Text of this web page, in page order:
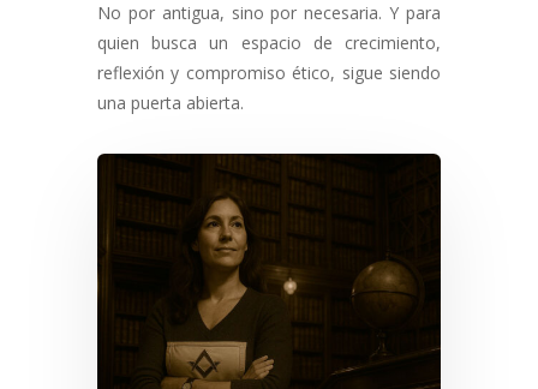
No por antigua, sino por necesaria. Y para
quien busca un espacio de crecimiento,
reflexión y compromiso ético, sigue siendo
una puerta abierta.